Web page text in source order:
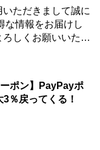
ただきまして誠に
な情報をお届けし
しくお願いいたし
ポン】PayPayポ
％戻ってくる！